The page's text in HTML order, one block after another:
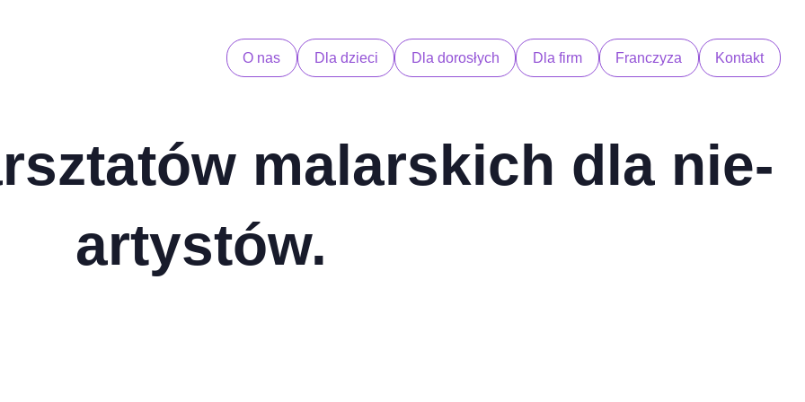
O nas Dla dzieci Dla dorosłych Dla firm Franczyza Kontakt
malarskich dla nie-
artystów.